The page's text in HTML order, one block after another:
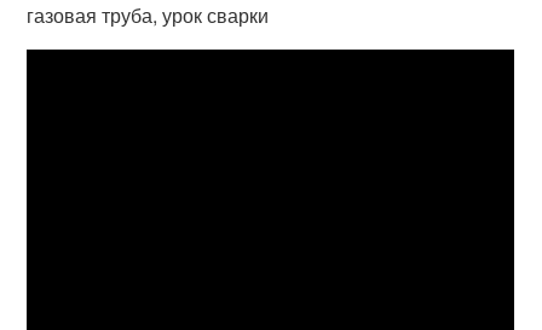
газовая труба, урок сварки